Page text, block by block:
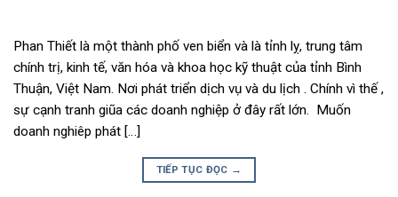
Phan Thiết là một thành phố ven biển và là tỉnh lỵ, trung tâm
chính trị, kinh tế, văn hóa và khoa học kỹ thuật của tỉnh Bình
Thuận, Việt Nam. Nơi phát triển dịch vụ và du lịch . Chính vì thế ,
sự cạnh tranh giũa các doanh nghiệp ở đây rất lớn. Muốn
doanh nghiêp phát […]
TIẾP TỤC ĐỌC →